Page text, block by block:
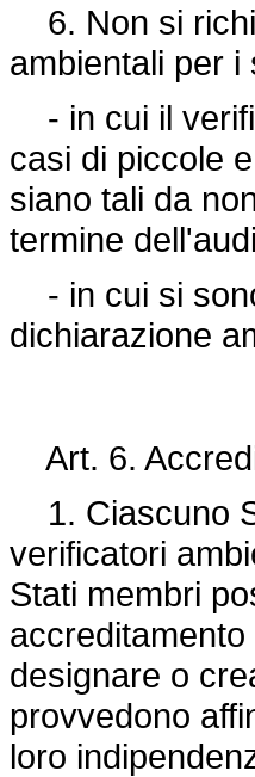
6. Non si
ambientali per i
- in cui il
casi di piccole
siano tali da
termine
- in cui si
dichiarazione
Art. 6.
1. Ciascuno
verificatori
Stati membri
designare o
provvedono
loro